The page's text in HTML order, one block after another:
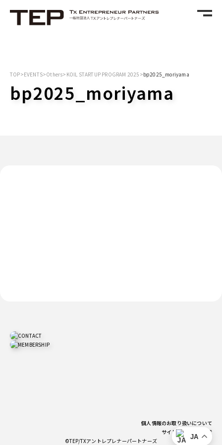
TOP>EVENTS>Others> KOIL STARTUP PROGRAM 2025 >bp2025_moriyama
bp2025_moriyama
個人情報のお取り扱いについて
サイトご利用上の注意
©TEP/TXアントレプレナーパートナーズ
JA